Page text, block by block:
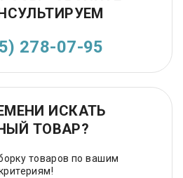
278-07-95
ИСКАТЬ
ТОВАР?
товаров по вашим